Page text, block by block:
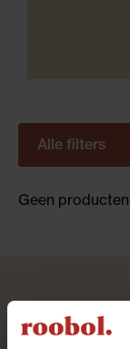
Alle filters
Geen